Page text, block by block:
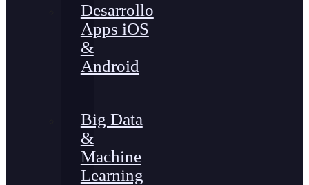
Desarrollo
Apps iOS
&
Android
Big Data
&
Machine
Learning